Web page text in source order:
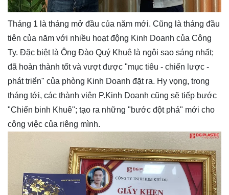
Tháng 1 là tháng mở đầu của năm mới. Cũng là tháng đầu
tiên của năm với nhiều hoạt động Kinh Doanh của Công
Ty. Đặc biệt là Ông Đào Quý Khuê là ngôi sao sáng nhất;
đã hoàn thành tốt và vượt được "mục tiêu - chiến lược -
phát triển" của phòng Kinh Doanh đặt ra. Hy vọng, trong
tháng tới, các thành viên P.Kinh Doanh cũng sẽ tiếp bước
"Chiến binh Khuê"; tạo ra những "bước đột phá" mới cho
công việc của riêng mình.